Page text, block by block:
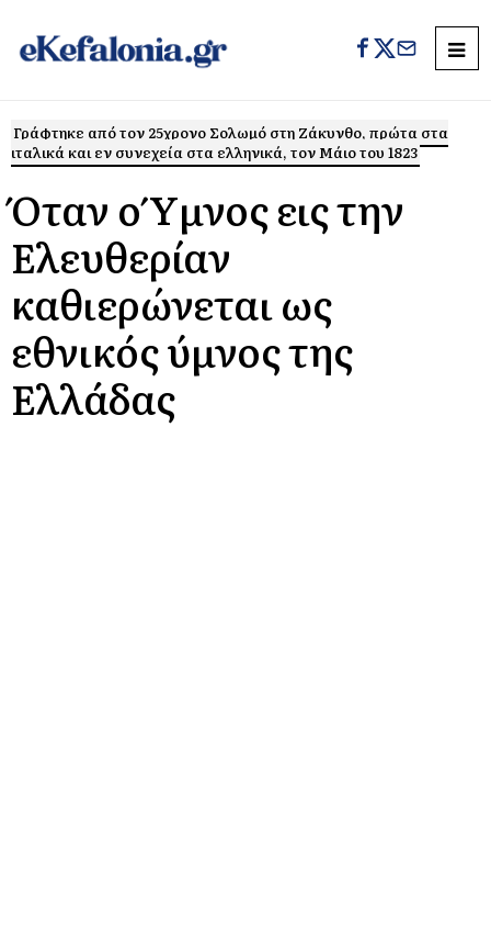
Γράφτηκε από τον 25χρονο Σολωμό στη Ζάκυνθο, πρώτα στα
ιταλικά και εν συνεχεία στα ελληνικά, τον Μάιο του 1823
Όταν ο Ύμνος εις την
Ελευθερίαν
καθιερώνεται ως
εθνικός ύμνος της
Ελλάδας